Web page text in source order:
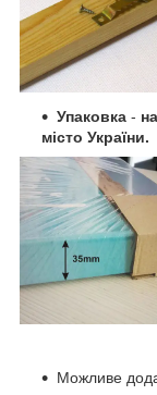
Упаковка -
місто України.
Можливе